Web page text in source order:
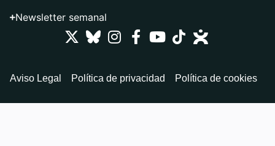
Newsletter semanal
Aviso Legal Política de privacidad Política de cookies